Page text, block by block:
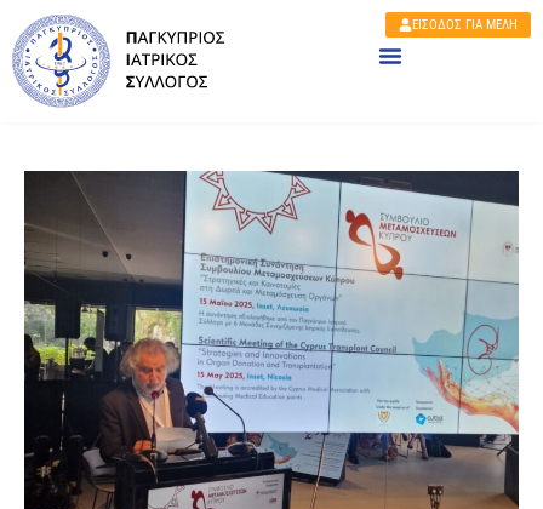
ΕΙΣΟΔΟΣ ΓΙΑ ΜΕΛΗ